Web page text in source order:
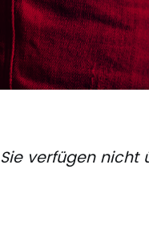
Sie verfügen nicht